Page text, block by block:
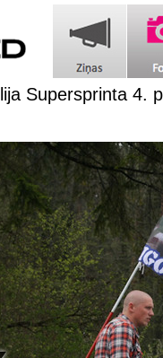
Supersprinta 4.